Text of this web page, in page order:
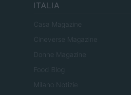
ITALIA
Casa Magazine
Cineverse Magazine
Donne Magazine
Food Blog
Milano Notizie